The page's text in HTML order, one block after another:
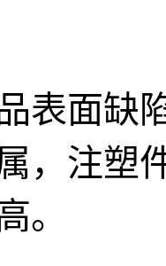
表面缺
，注塑
。